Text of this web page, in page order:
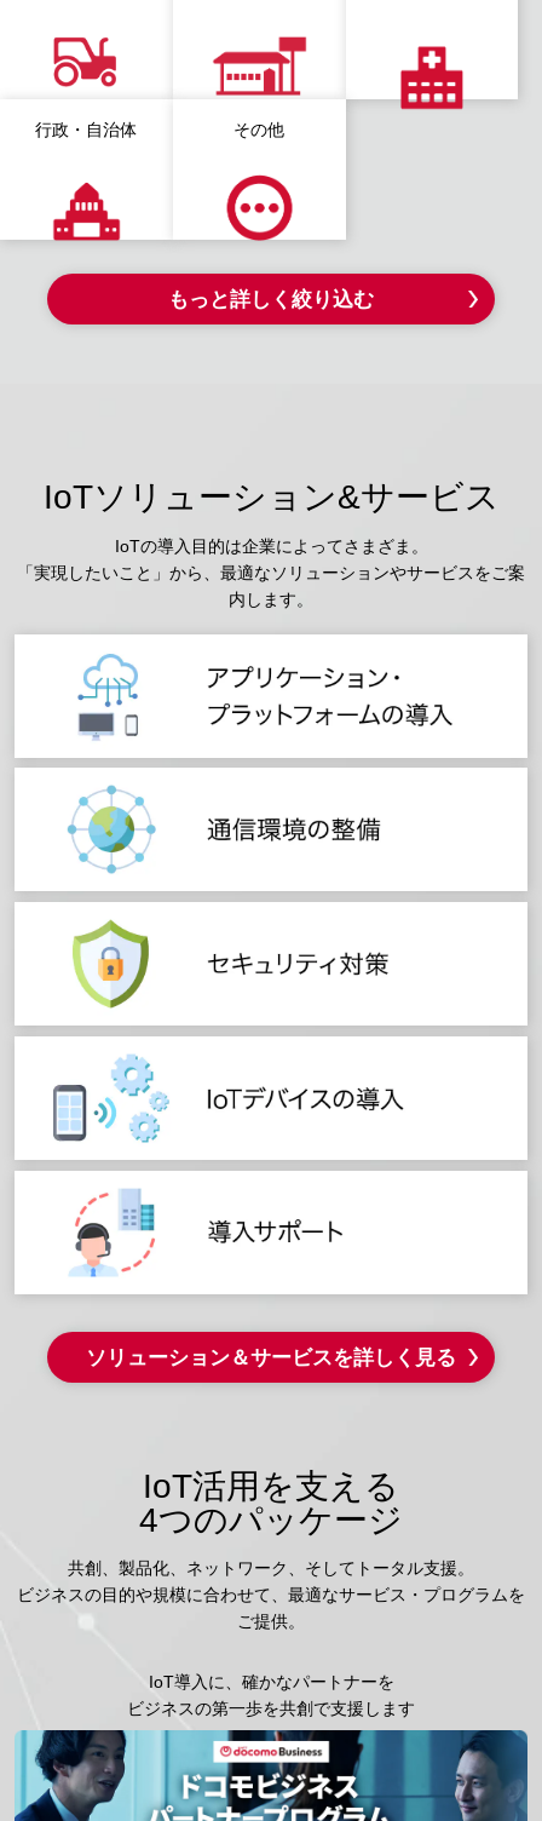
行政・自治体 その他
もっと詳しく絞り込む
IoTソリューション&サービス
IoTの導入目的は企業によってさまざま。
「実現したいこと」から、最適なソリューションやサービスをご案
内します。
ソリューション＆サービスを詳しく見る
IoT活用を支える
4つのパッケージ
共創、製品化、ネットワーク、そしてトータル支援。
ビジネスの目的や規模に合わせて、最適なサービス・プログラムを
ご提供。
IoT導入に、確かなパートナーを
ビジネスの第一歩を共創で支援します